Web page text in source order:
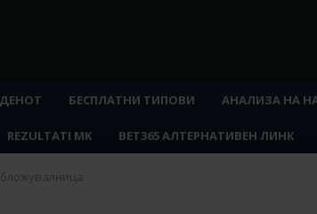
БЕСПЛАТНИ ТИПОВИ АНАЛИЗА НА
REZULTATI MK BET365 АЛТЕРНАТИВЕН ЛИНК